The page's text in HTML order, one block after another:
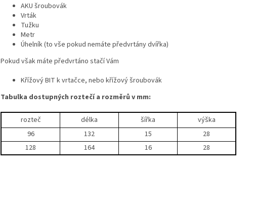
AKU šroubovák
Vrták
Tužku
Metr
Úhelník (to vše pokud nemáte předvrtány dvířka)
Pokud však máte předvrtáno stačí Vám
Křížový BIT k vrtačce, nebo křížový šroubovák
Tabulka dostupných roztečí a rozměrů v mm:
rozteč délka šířka
výška
96
132 15
28
128
164 16 28